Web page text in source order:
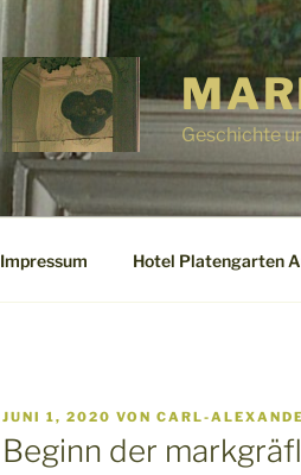
Geschichte
Impressum Hotel Platengarten
VERÖFFENTLICHT
AM
JUNI 1, 2020 VON CARL-
Beginn der